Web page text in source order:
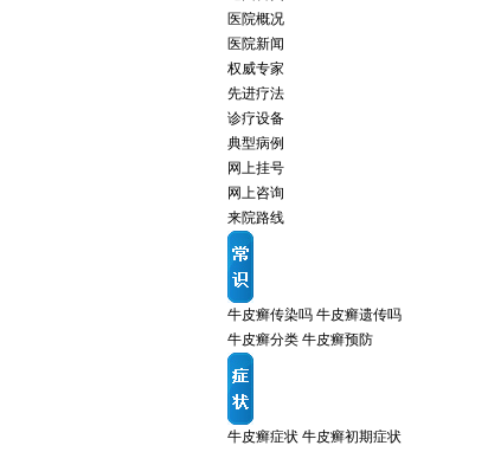
医院概况
医院新闻
权威专家
先进疗法
诊疗设备
典型病例
网上挂号
网上咨询
来院路线
牛皮癣传染吗 牛皮癣遗传吗
牛皮癣分类 牛皮癣预防
牛皮癣症状 牛皮癣初期症状